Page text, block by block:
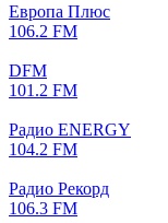
Европа Плюс
106.2 FM
DFM
101.2 FM
Радио ENERGY
104.2 FM
Радио Рекорд
106.3 FM